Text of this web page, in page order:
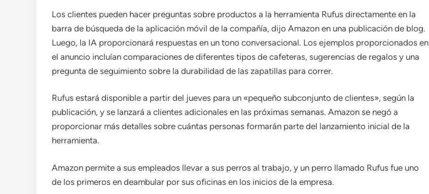
Los clientes pueden hacer preguntas sobre productos a la herramienta Rufus directamente en la
barra de búsqueda de la aplicación móvil de la compañía, dijo Amazon en una publicación de blog.
Luego, la IA proporcionará respuestas en un tono conversacional. Los ejemplos proporcionados en
el anuncio incluían comparaciones de diferentes tipos de cafeteras, sugerencias de regalos y una
pregunta de seguimiento sobre la durabilidad de las zapatillas para correr.
Rufus estará disponible a partir del jueves para un «pequeño subconjunto de clientes», según la
publicación, y se lanzará a clientes adicionales en las próximas semanas. Amazon se negó a
proporcionar más detalles sobre cuántas personas formarán parte del lanzamiento inicial de la
herramienta.
Amazon permite a sus empleados llevar a sus perros al trabajo, y un perro llamado Rufus fue uno
de los primeros en deambular por sus oficinas en los inicios de la empresa.